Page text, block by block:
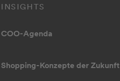
INSIGHTS
COO-Agenda
Shopping-Konzepte der Zukunft